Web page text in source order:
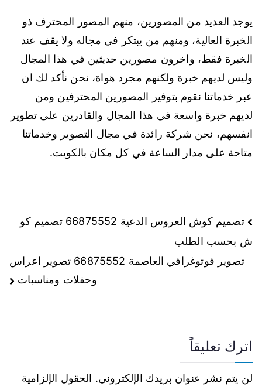
يوجد العديد من المصورين، منهم المصور المحترف ذو
الخبرة العالية، ومنهم من يبتكر في مجاله ولا يقف عند
الخبرة فقط، واخرون مصورين حديثين في هذا المجال
وليس لديهم خبرة ولكنهم مجرد هواة، نحن نأكد لك ان
عبر خدماتنا نقوم بتوفير المصورين المحترفين ومن
لديهم خبرة واسعة في هذا المجال والقادرين على تطوير
انفسهم، نحن شركة رائدة في مجال التصوير وخدماتنا
متاحة على مدار الساعة في كل مكان بالكويت.
تصميم كوش العروس الدعية 66875552 تصميم كو
ش بحسب الطلب
تصوير فوتوغرافي العاصمة 66875552 تصوير اعراس
وحفلات ومناسبات
اترك تعليقاً
لن يتم نشر عنوان بريدك الإلكتروني. الحقول الإلزامية